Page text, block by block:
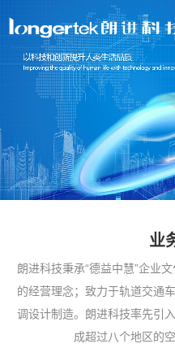
业
朗进科技秉承“德益中慧”企业
的经营理念；致力于轨道交通
调设计制造。朗进科技率先引
成超过八个地区的